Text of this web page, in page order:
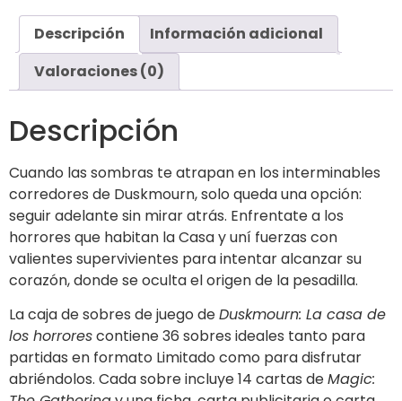
Descripción
Información adicional
Valoraciones (0)
Descripción
Cuando las sombras te atrapan en los interminables
corredores de Duskmourn, solo queda una opción:
seguir adelante sin mirar atrás. Enfrentate a los
horrores que habitan la Casa y uní fuerzas con
valientes supervivientes para intentar alcanzar su
corazón, donde se oculta el origen de la pesadilla.
La caja de sobres de juego deDuskmourn: La casa de
los horrorescontiene 36 sobres ideales tanto para
partidas en formato Limitado como para disfrutar
abriéndolos. Cada sobre incluye 14 cartas deMagic: